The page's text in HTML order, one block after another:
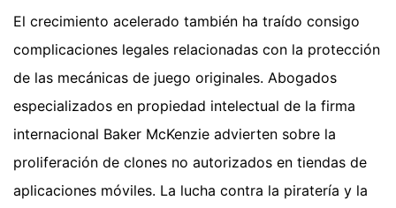
El crecimiento acelerado también ha traído consigo
complicaciones legales relacionadas con la protección
de las mecánicas de juego originales. Abogados
especializados en propiedad intelectual de la firma
internacional Baker McKenzie advierten sobre la
proliferación de clones no autorizados en tiendas de
aplicaciones móviles. La lucha contra la piratería y la